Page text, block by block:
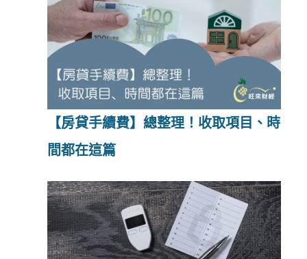
【房貸手續費】總整理！收取項目、時
間都在這篇